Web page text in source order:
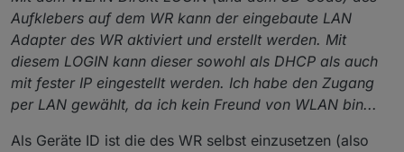
Aufklebers auf dem WR kann der eingebaute LAN
Adapter des WR aktiviert und erstellt werden. Mit
diesem LOGIN kann dieser sowohl als DHCP als auch
mit fester IP eingestellt werden. Ich habe den Zugang
per LAN gewählt, da ich kein Freund von WLAN bin...
Als Geräte ID ist die des WR selbst einzusetzen (also